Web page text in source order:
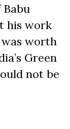
his work
worth
Green
not be